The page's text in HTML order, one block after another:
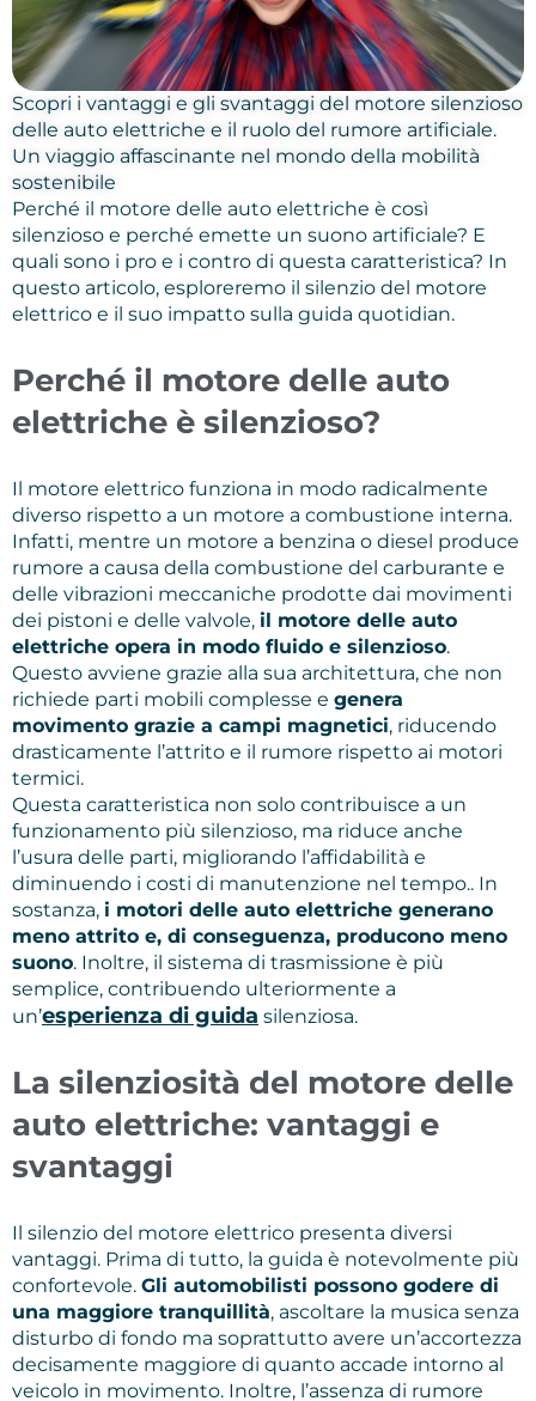
Scopri i vantaggi e gli svantaggi del motore silenzioso
delle auto elettriche e il ruolo del rumore artificiale.
Un viaggio affascinante nel mondo della mobilità
sostenibile
Perché il motore delle auto elettriche è così
silenzioso e perché emette un suono artificiale? E
quali sono i pro e i contro di questa caratteristica? In
questo articolo, esploreremo il silenzio del motore
elettrico e il suo impatto sulla guida quotidian.
Perché il motore delle auto
elettriche è silenzioso?
Il motore elettrico funziona in modo radicalmente
diverso rispetto a un motore a combustione interna.
Infatti, mentre un motore a benzina o diesel produce
rumore a causa della combustione del carburante e
delle vibrazioni meccaniche prodotte dai movimenti
dei pistoni e delle valvole, il motore delle auto
elettriche opera in modo fluido e silenzioso.
Questo avviene grazie alla sua architettura, che non
richiede parti mobili complesse e genera
movimento grazie a campi magnetici, riducendo
drasticamente l’attrito e il rumore rispetto ai motori
termici.
Questa caratteristica non solo contribuisce a un
funzionamento più silenzioso, ma riduce anche
l’usura delle parti, migliorando l’affidabilità e
diminuendo i costi di manutenzione nel tempo.. In
sostanza, i motori delle auto elettriche generano
meno attrito e, di conseguenza, producono meno
suono. Inoltre, il sistema di trasmissione è più
semplice, contribuendo ulteriormente a
un’esperienza di guida silenziosa.
La silenziosità del motore delle
auto elettriche: vantaggi e
svantaggi
Il silenzio del motore elettrico presenta diversi
vantaggi. Prima di tutto, la guida è notevolmente più
confortevole. Gli automobilisti possono godere di
una maggiore tranquillità, ascoltare la musica senza
disturbo di fondo ma soprattutto avere un’accortezza
decisamente maggiore di quanto accade intorno al
veicolo in movimento. Inoltre, l’assenza di rumore